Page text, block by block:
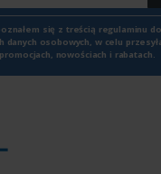
się z treścią regulaminu
danych osobowych, w celu
nowościach i rabatach.